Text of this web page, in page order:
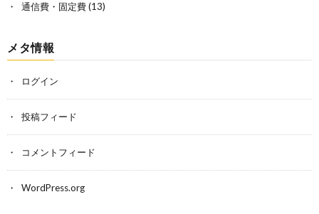
通信費・固定費(13)
メタ情報
ログイン
投稿フィード
コメントフィード
WordPress.org